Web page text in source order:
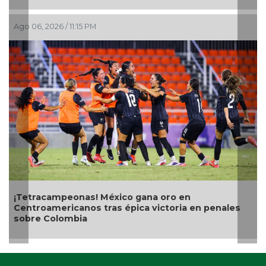
Ago 06, 2026 / 11:15 PM
¡Tetracampeonas! México gana oro en
Centroamericanos tras épica victoria en penales
sobre Colombia